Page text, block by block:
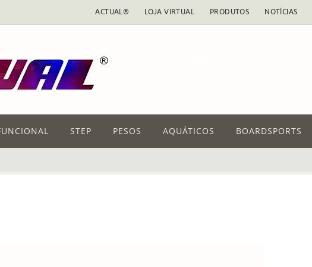
ACTUAL® LOJA VIRTUAL PRODUTOS NOTÍCIAS
STEP PESOS AQUÁTICOS BOARDSPORTS